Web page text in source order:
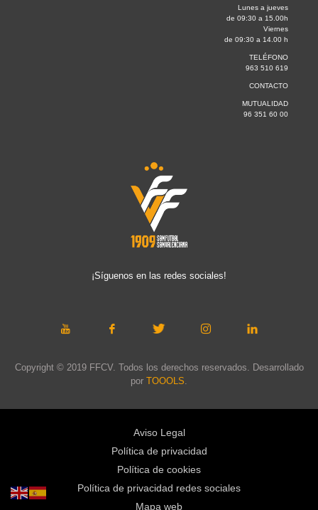
Lunes a jueves
de 09:30 a 15.00h
Viernes
de 09:30 a 14.00 h
TELÉFONO
963 510 619
CONTACTO
MUTUALIDAD
96 351 60 00
¡Síguenos en las redes sociales!
Copyright © 2019 FFCV. Todos los derechos reservados. Desarrollado
por TOOOLS.
Aviso Legal
Política de privacidad
Política de cookies
Política de privacidad redes sociales
Mapa web